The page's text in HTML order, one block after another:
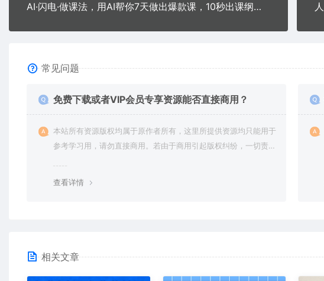
AI·闪电·做课法，用AI帮你7天做出爆款课，10秒出课纲，3分钟出课稿
常见问题
免费下载或者VIP会员专享资源能否直接商用？
本站所有资源版权均属于原作者所有，这里所提供资源均只能用于
参考学习用，请勿直接商用。若由于商用引起版权纠纷，一切责任
查看详情
相关文章